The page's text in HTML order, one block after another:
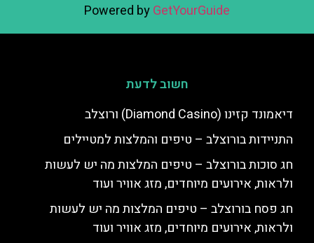
Powered byGetYourGuide
חשוב לדעת
דיאמונד קזינו (Diamond Casino) ורוצלב
התניידות בורוצלב – טיפים והמלצות למטיילים
חג סוכות בורוצלב – טיפים המלצות מה יש לעשות
ולראות, אירועים מיוחדים, מזג אוויר ועוד
חג פסח בורוצלב – טיפים המלצות מה יש לעשות
ולראות, אירועים מיוחדים, מזג אוויר ועוד